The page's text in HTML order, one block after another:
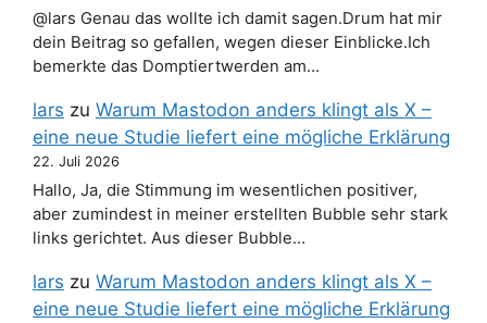
@lars Genau das wollte ich damit sagen.Drum hat mir
dein Beitrag so gefallen, wegen dieser Einblicke.Ich
bemerkte das Domptiertwerden am…
lars zu Warum Mastodon anders klingt als X –
eine neue Studie liefert eine mögliche Erklärung
22. Juli 2026
Hallo, Ja, die Stimmung im wesentlichen positiver,
aber zumindest in meiner erstellten Bubble sehr stark
links gerichtet. Aus dieser Bubble…
lars zu Warum Mastodon anders klingt als X –
eine neue Studie liefert eine mögliche Erklärung